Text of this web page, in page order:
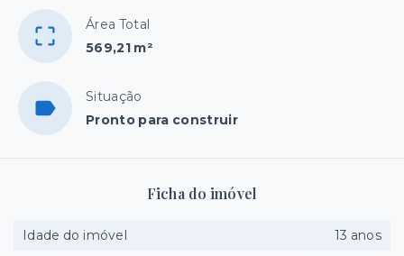
Área Total
569,21 m²
Situação
Pronto para construir
Ficha do imóvel
Idade do imóvel
13 anos